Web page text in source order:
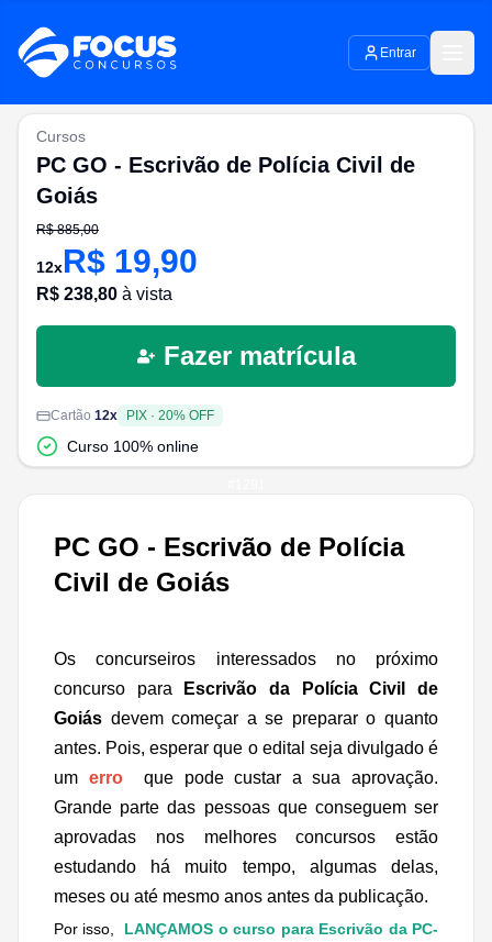
Entrar
PC GO - Escrivão de Polícia
Civil de Goiás
Os concurseiros interessados no próximo
concurso para
Escrivão da Polícia Civil de
Goiás devem começar a se preparar o quanto
antes. Pois,esperar que o edital seja divulgado é
um erro
que pode custar a sua aprovação.
Grande parte das pessoas que conseguem ser
aprovadas nos melhores concursos estão
estudando há muito tempo, algumas delas,
meses ou até mesmo anos antes da publicação.
Por isso,
LANÇAMOS o curso para Escrivão da PC-
Cursos
PC GO - Escrivão de Polícia Civil de
Goiás
R$885,00
12xR$ 19,90
R$ 238,80 à vista
Fazer matrícula
Cartão 12x PIX · 20% OFF
Curso 100% online